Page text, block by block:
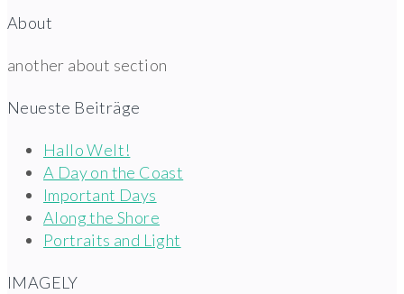
About
another about section
Neueste Beiträge
Hallo Welt!
A Day on the Coast
Important Days
Along the Shore
Portraits and Light
IMAGELY